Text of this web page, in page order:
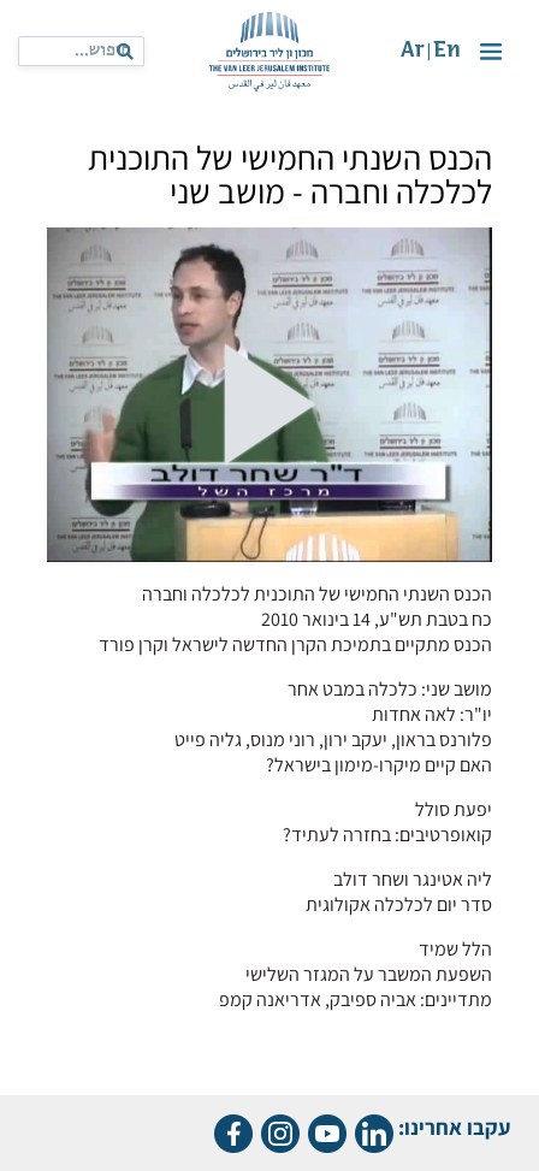
En
Ar
הכנס השנתי החמישי של התוכנית
לכלכלה וחברה - מושב שני
הכנס השנתי החמישי של התוכנית לכלכלה וחברה
כח בטבת תש"ע, 14 בינואר 2010
הכנס מתקיים בתמיכת הקרן החדשה לישראל וקרן פורד
מושב שני: כלכלה במבט אחר
יו"ר: לאה אחדות
פלורנס בראון, יעקב ירון, רוני מנוס, גליה פייט
האם קיים מיקרו-מימון בישראל?
יפעת סולל
קואופרטיבים: בחזרה לעתיד?
ליה אטינגר ושחר דולב
סדר יום לכלכלה אקולוגית
הלל שמיד
השפעת המשבר על המגזר השלישי
מתדיינים: אביה ספיבק, אדריאנה קמפ
עקבו אחרינו: